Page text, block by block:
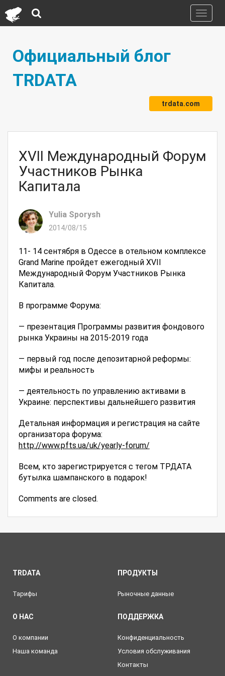
Toggle
Официальный блог
TRDATA
trdata.com
XVII Международный Форум
Участников Рынка
Капитала
Yulia Sporysh
2014/08/15
11- 14 сентября в Одессе в отельном комплексе
Grand Marine пройдет ежегодный XVII
Международный Форум Участников Рынка
Капитала.
В программе Форума:
— презентация Программы развития фондового
рынка Украины на 2015-2019 года
— первый год после депозитарной реформы:
мифы и реальность
— деятельность по управлению активами в
Украине: перспективы дальнейшего развития
Детальная информация и регистрация на сайте
организатора форума:
http://www.pfts.ua/uk/yearly-forum/
Всем, кто зарегистрируется с тегом ТРДАТА
бутылка шампанского в подарок!
Comments are closed.
TRDATA
Тарифы
ПРОДУКТЫ
Рыночные данные
О НАС
О компании
Наша команда
ПОДДЕРЖКА
Конфиденциальность
Условия обслуживания
Контакты